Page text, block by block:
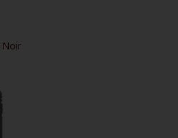
5º itália
7
Noir